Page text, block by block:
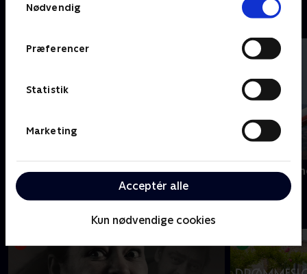
Nødvendig
Præferencer
Statistik
Marketing
Acceptér alle
Kun nødvendige cookies
Campingpladsen CPH